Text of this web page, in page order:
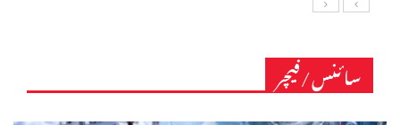
سائنس/فیچر